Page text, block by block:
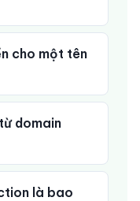
cho một tên
domain
là bao